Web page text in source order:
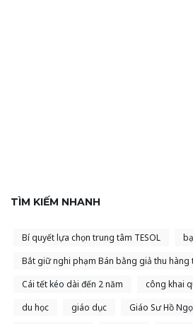
TÌM KIẾM NHANH
Bí quyết lựa chọn trung tâm TESOL
Bắt giữ nghi phạm Bán bằng giả thu hàng
Cái tết kéo dài đến 2 năm
công khai
du học
giáo dục
Giáo Sư Hồ